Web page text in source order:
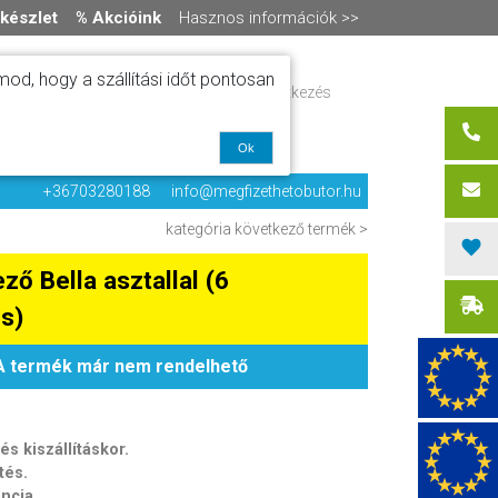
% Akcióink Hasznos információk >>
Regisztráció / bejelentkezés
+36703280188 info@megfizethetobutor.hu
kategória következő termék >
Bella asztallal (6
termék már nem rendelhető
kiszállításkor.
hogy a szállítási időt pontosan
Ok